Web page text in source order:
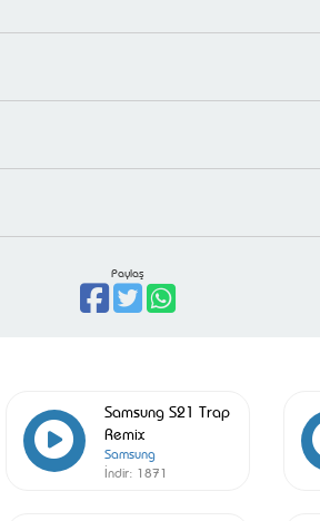
Paylaş
Samsung S21 Trap
Remix
Samsung
İndir: 1871